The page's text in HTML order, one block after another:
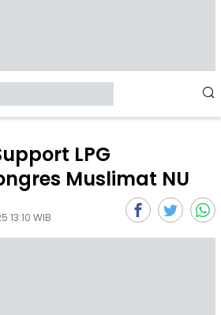
LPG
Muslimat NU
13:10 WIB